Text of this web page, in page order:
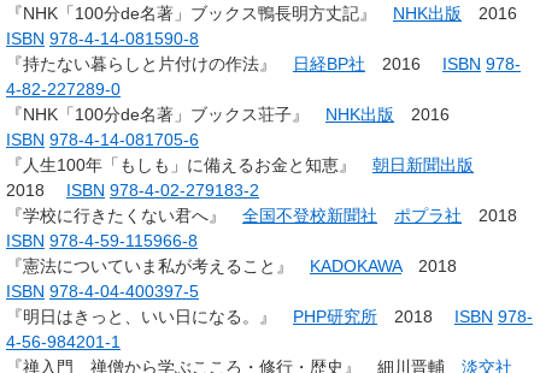
『NHK「100分de名著」ブックス鴨長明方丈記』 NHK出版 2016
ISBN 978-4-14-081590-8
『持たない暮らしと片付けの作法』
日経BP社 2016 ISBN 978-
4-82-227289-0
『NHK「100分de名著」ブックス荘子』 NHK出版 2016
ISBN 978-4-14-081705-6
『人生100年「もしも」に備えるお金と知恵』 朝日新聞出版
2018 ISBN 978-4-02-279183-2
『学校に行きたくない君へ』 全国不登校新聞社 ポプラ社 2018
ISBN 978-4-59-115966-8
『憲法についていま私が考えること』 KADOKAWA2018
ISBN 978-4-04-400397-5
『明日はきっと、いい日になる。』 PHP研究所 2018 ISBN 978-
4-56-984201-1
『禅入門 禅僧から学ぶこころ・修行・歴史』 細川晋輔 淡交社